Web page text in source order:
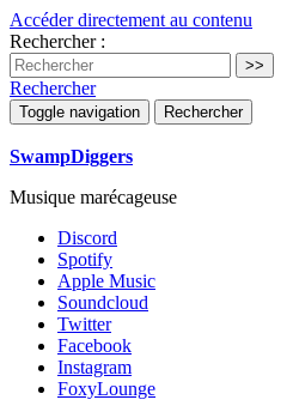
Accéder directement au contenu
Rechercher :
Rechercher
Toggle navigation Rechercher
SwampDiggers
Musique marécageuse
Discord
Spotify
Apple Music
Soundcloud
Twitter
Facebook
Instagram
FoxyLounge